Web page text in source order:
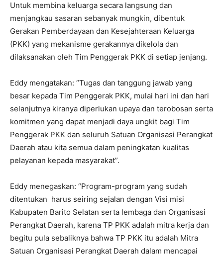
Untuk membina keluarga secara langsung dan
menjangkau sasaran sebanyak mungkin, dibentuk
Gerakan Pemberdayaan dan Kesejahteraan Keluarga
(PKK) yang mekanisme gerakannya dikelola dan
dilaksanakan oleh Tim Penggerak PKK di setiap jenjang.
Eddy mengatakan: “Tugas dan tanggung jawab yang
besar kepada Tim Penggerak PKK, mulai hari ini dan hari
selanjutnya kiranya diperlukan upaya dan terobosan serta
komitmen yang dapat menjadi daya ungkit bagi Tim
Penggerak PKK dan seluruh Satuan Organisasi Perangkat
Daerah atau kita semua dalam peningkatan kualitas
pelayanan kepada masyarakat”.
Eddy menegaskan: “Program-program yang sudah
ditentukan harus seiring sejalan dengan Visi misi
Kabupaten Barito Selatan serta lembaga dan Organisasi
Perangkat Daerah, karena TP PKK adalah mitra kerja dan
begitu pula sebaliknya bahwa TP PKK itu adalah Mitra
Satuan Organisasi Perangkat Daerah dalam mencapai